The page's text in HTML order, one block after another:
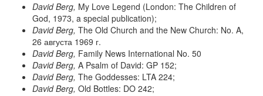
David Berg, My Love Legend (London: The Children of
God, 1973, a special publication);
David Berg, The Old Church and the New Church: No. A,
26 августа 1969 г.
David Berg, Family News International No. 50
David Berg, A Psalm of David: GP 152;
David Berg, The Goddesses: LTA 224;
David Berg, Old Bottles: DO 242;